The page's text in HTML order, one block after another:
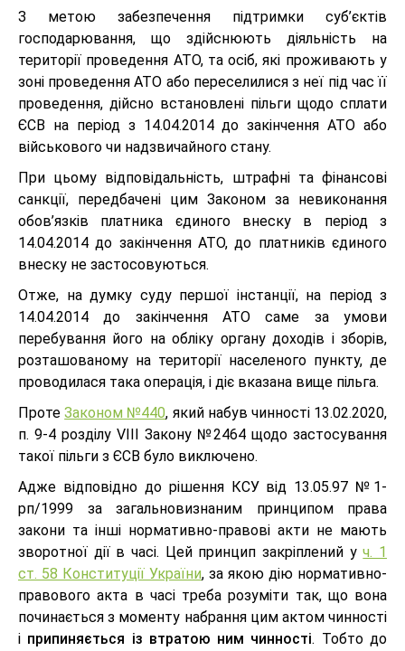
З метою забезпечення підтримки суб’єктів
господарювання, що здійснюють діяльність на
території проведення АТО, та осіб, які проживають у
зоні проведення АТО або переселилися з неї під час її
проведення, дійсно встановлені пільги щодо сплати
ЄСВ на період з 14.04.2014 до закінчення АТО або
військового чи надзвичайного стану.
При цьому відповідальність, штрафні та фінансові
санкції, передбачені цим Законом за невиконання
обов’язків платника єдиного внеску в період з
14.04.2014 до закінчення АТО, до платників єдиного
внеску не застосовуються.
Отже, на думку суду першої інстанції, на період з
14.04.2014 до закінчення АТО саме за умови
перебування його на обліку органу доходів і зборів,
розташованому на території населеного пункту, де
проводилася така операція, і діє вказана вище пільга.
ПротеЗаконом №440, який набув чинності 13.02.2020,
п. 9-4 розділу VIII Закону №2464 щодо застосування
такої пільги з ЄСВ було виключено.
Адже відповідно до рішення КСУ від 13.05.97 №1-
рп/1999 за загальновизнаним принципом права
закони та інші нормативно-правові акти не мають
зворотної дії в часі. Цей принцип закріплений уч. 1
ст. 58 Конституції України, за якою дію нормативно-
правового акта в часі треба розуміти так, що вона
починається з моменту набрання цим актом чинності
і припиняється із втратою ним чинності. Тобто до